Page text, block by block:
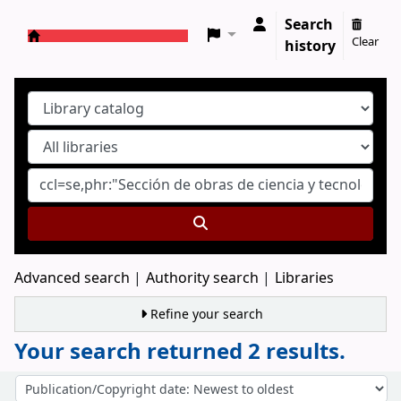
Search
history
Clear
Advanced search Authority search Libraries
Refine your search
Your search returned 2 results.
Sort by: